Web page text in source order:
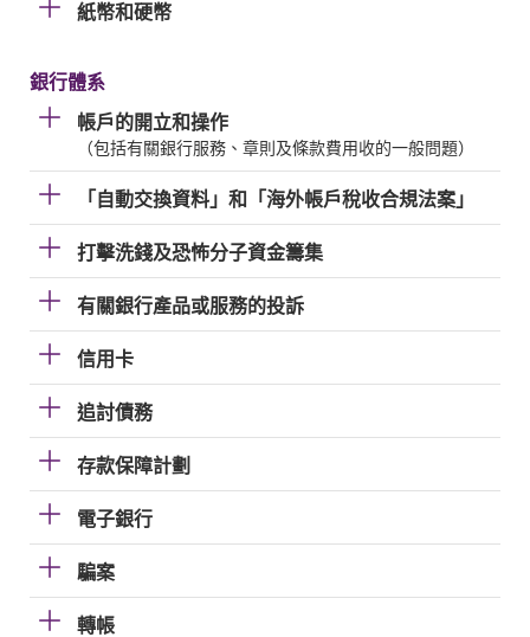
紙幣和硬幣
銀行體系
帳戶的開立和操作
（包括有關銀行服務、章則及條款費用收的一般問題）
「自動交換資料」和「海外帳戶稅收合規法案」
打擊洗錢及恐怖分子資金籌集
有關銀行產品或服務的投訴
信用卡
追討債務
存款保障計劃
電子銀行
騙案
轉帳